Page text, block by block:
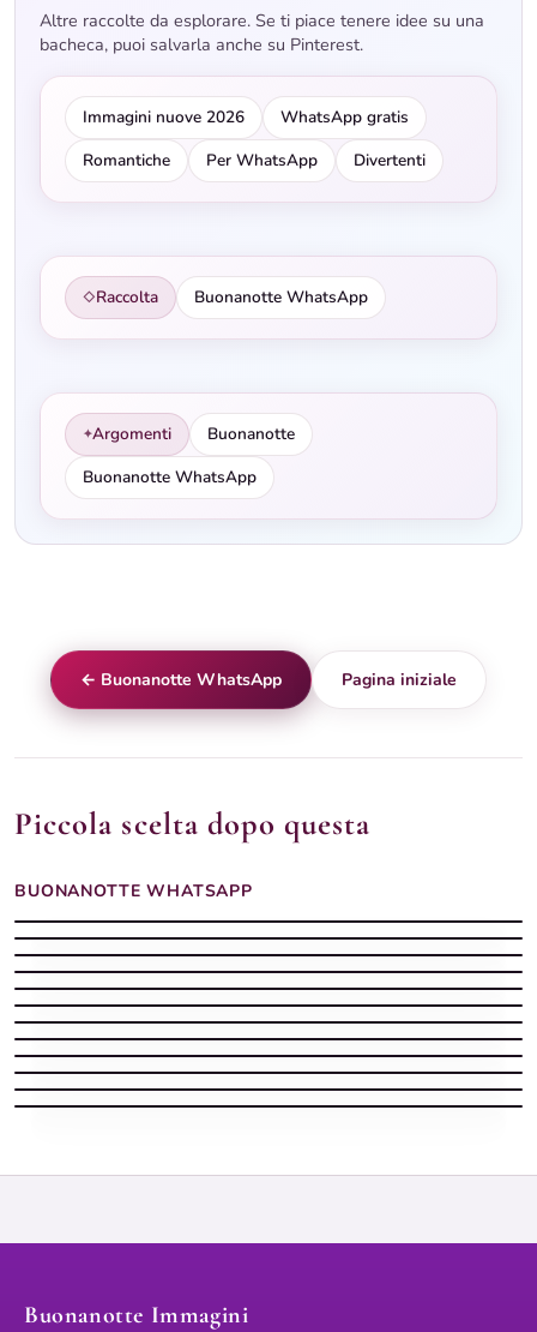
Altre raccolte da esplorare. Se ti piace tenere idee su una
bacheca, puoi salvarla anche su Pinterest.
Immagini nuove 2026
WhatsApp gratis
Romantiche
Per WhatsApp Divertenti
◇Raccolta Buonanotte WhatsApp
✦Argomenti
Buonanotte
Buonanotte WhatsApp
Piccola scelta dopo questa
BUONANOTTE WHATSAPP
Buonanotte whatsapp con augurio whatsapp
Buonanotte whatsapp con stelle chat
Buonanotte whatsapp con notte messaggio
Buonanotte invernale con lanterna accesa sotto la neve e luna
Buonanotte WhatsApp per stasera
Buonanotte whatsapp con messaggio dolce
Buonanotte con pioggia whatsapp
Buonanotte WhatsApp con ciottoli serali
Buonanotte whatsapp con sera messaggio
Buonanotte sentiero — pronta per WhatsApp
Buonanotte divertente: caffè tardi e occhi stanchi
← Buonanotte WhatsApp Pagina iniziale
Buonanotte Immagini